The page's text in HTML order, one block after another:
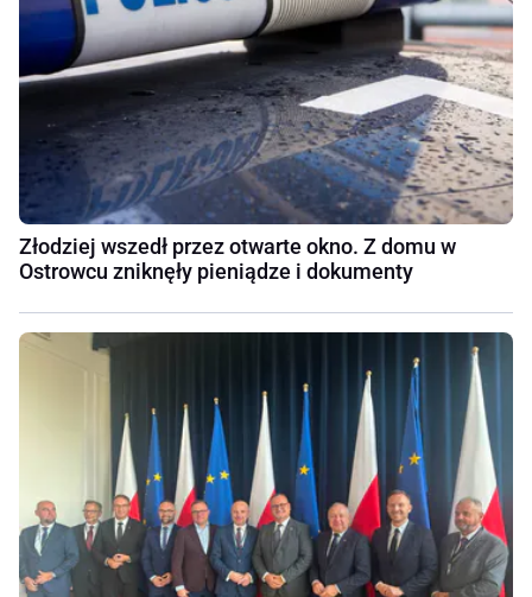
Złodziej wszedł przez otwarte okno. Z domu w
Ostrowcu zniknęły pieniądze i dokumenty